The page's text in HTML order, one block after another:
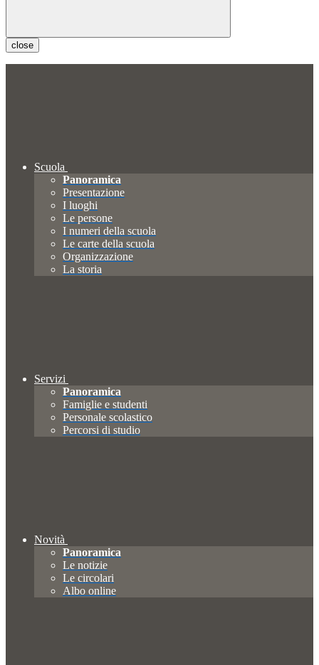
close
Scuola
Panoramica
Presentazione
I luoghi
Le persone
I numeri della scuola
Le carte della scuola
Organizzazione
La storia
Servizi
Panoramica
Famiglie e studenti
Personale scolastico
Percorsi di studio
Novità
Panoramica
Le notizie
Le circolari
Albo online